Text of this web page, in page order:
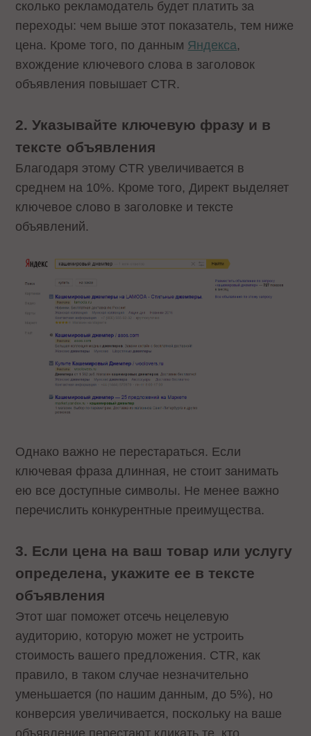
сколько рекламодатель будет платить за
переходы: чем выше этот показатель, тем ниже
цена. Кроме того, по данным Яндекса,
вхождение ключевого слова в заголовок
объявления повышает CTR.
2. Указывайте ключевую фразу и в
тексте объявления
Благодаря этому CTR увеличивается в
среднем на 10%. Кроме того, Директ выделяет
ключевое слово в заголовке и тексте
объявлений.
Однако важно не перестараться. Если
ключевая фраза длинная, не стоит занимать
ею все доступные символы. Не менее важно
перечислить конкурентные преимущества.
3. Если цена на ваш товар или услугу
определена, укажите ее в тексте
объявления
Этот шаг поможет отсечь нецелевую
аудиторию, которую может не устроить
стоимость вашего предложения. CTR, как
правило, в таком случае незначительно
уменьшается (по нашим данным, до 5%), но
конверсия увеличивается, поскольку на ваше
объявление перестают кликать те, кто